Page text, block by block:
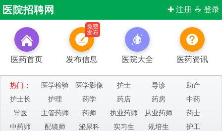
☕ 登录
✚ 注册
医院招聘网
医药首页
免费
发布
发布信息 医院大全 医药资讯
热门： 医学检验 医学影像 护士 导诊
助产
护士长
护理 药学 药店 药房
中药
导医
主管药师 药师 执业药师 从业药师
药士
中药师
配镜师 泌尿科 实习生 规培生
护工